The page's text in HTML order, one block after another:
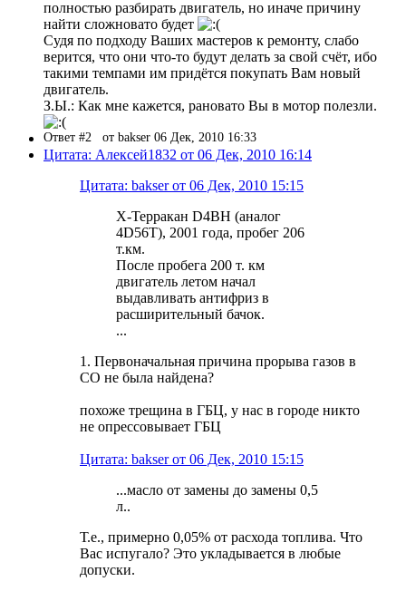
полностью разбирать двигатель, но иначе причину
найти сложновато будет
Судя по подходу Ваших мастеров к ремонту, слабо
верится, что они что-то будут делать за свой счёт, ибо
такими темпами им придётся покупать Вам новый
двигатель.
З.Ы.: Как мне кажется, рановато Вы в мотор полезли.
Ответ #2 от bakser 06 Дек, 2010 16:33
Цитата: Алексей1832 от 06 Дек, 2010 16:14
Цитата: bakser от 06 Дек, 2010 15:15
Х-Терракан D4BH (аналог
4D56T), 2001 года, пробег 206
т.км.
После пробега 200 т. км
двигатель летом начал
выдавливать антифриз в
расширительный бачок.
...
1. Первоначальная причина прорыва газов в
СО не была найдена?
похоже трещина в ГБЦ, у нас в городе никто
не опрессовывает ГБЦ
Цитата: bakser от 06 Дек, 2010 15:15
...масло от замены до замены 0,5
л..
Т.е., примерно 0,05% от расхода топлива. Что
Вас испугало? Это укладывается в любые
допуски.